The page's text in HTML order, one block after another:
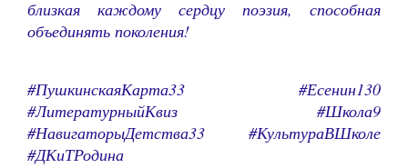
близкая каждому сердцу поэзия, способная
объединять поколения!
#ПушкинскаяКарта33 #Есенин130
#ЛитературныйКвиз #Школа9
#НавигаторыДетства33 #КультураВШколе
#ДКиТРодина